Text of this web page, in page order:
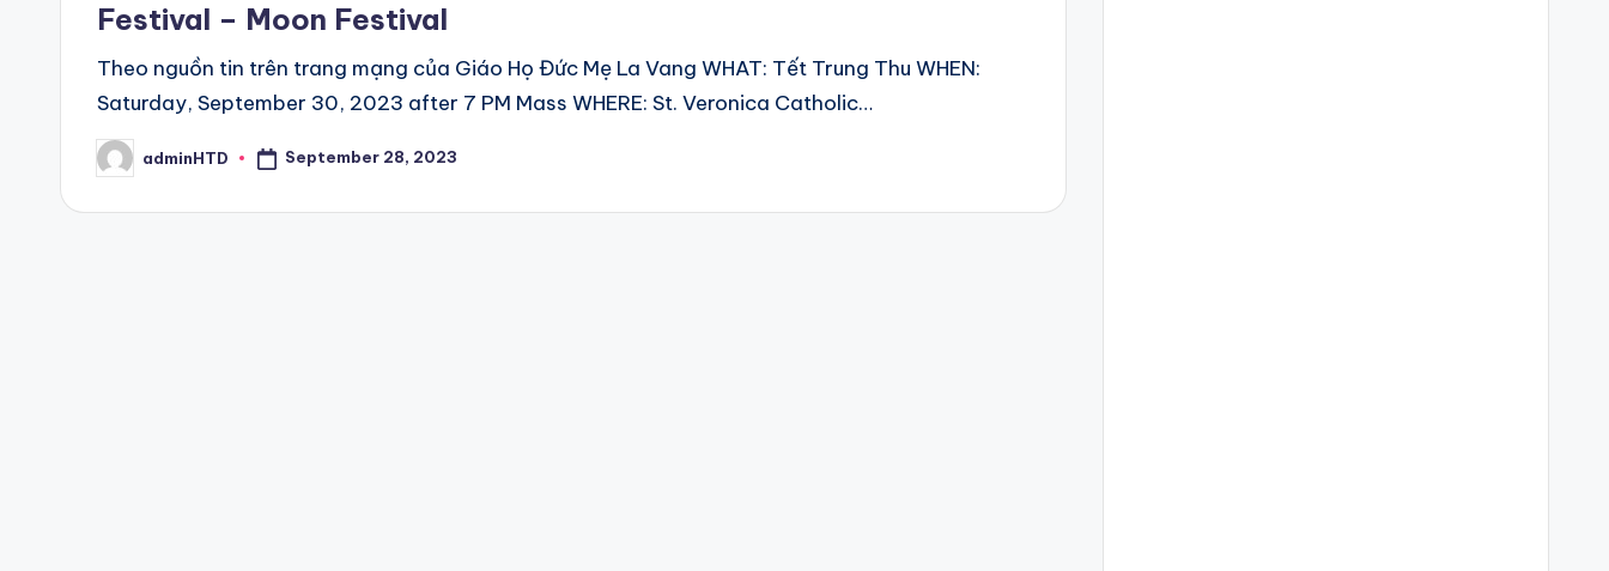
Festival – Moon Festival
Theo nguồn tin trên trang mạng của Giáo Họ Đức Mẹ La Vang WHAT: Tết Trung Thu WHEN:
Saturday, September 30, 2023 after 7 PM Mass WHERE: St. Veronica Catholic…
Posted
by
adminHTD September 28, 2023